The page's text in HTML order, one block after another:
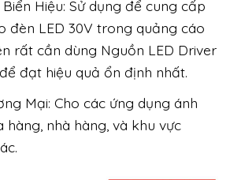
Hiệu: Sử dụng để cung cấp
đèn LED 30V trong quảng cáo
rất cần dùng Nguồn LED Driver
đạt hiệu quả ổn định nhất.
Mại: Cho các ứng dụng ánh
hàng, nhà hàng, và khu vực